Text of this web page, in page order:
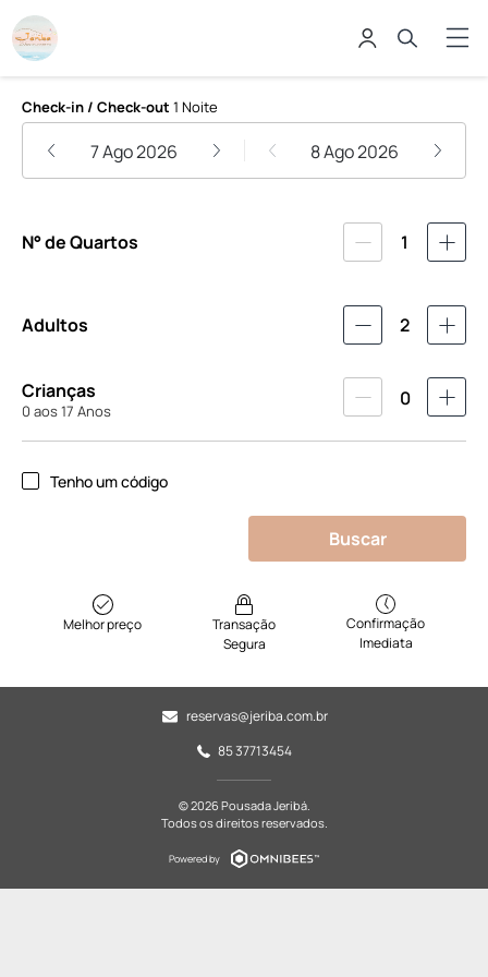
Pousada Jeribá
Check-in / Check-out 1 Noite
7 Ago 2026 8 Ago 2026
N° de Quartos 1
Adultos 2
Crianças
0 aos 17 Anos
0
Tenho um código
Buscar
Melhor preço
Transação
Segura
Confirmação
Imediata
reservas@jeriba.com.br
85 37713454
© 2026 Pousada Jeribá.
Todos os direitos reservados.
Powered by